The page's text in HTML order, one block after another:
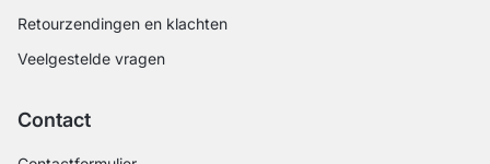
Retourzendingen en klachten
Veelgestelde vragen
Contact